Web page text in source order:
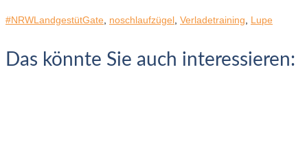
#NRWLandgestütGate noschlaufzügel Verladetraining Lupe
Das könnte Sie auch interessieren: